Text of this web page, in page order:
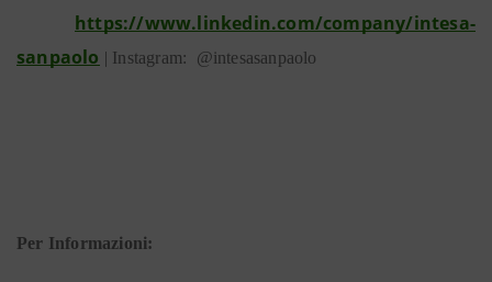
https://www.linkedin.com/company/intesa-
sanpaolo | Instagram: @intesasanpaolo
Per Informazioni: